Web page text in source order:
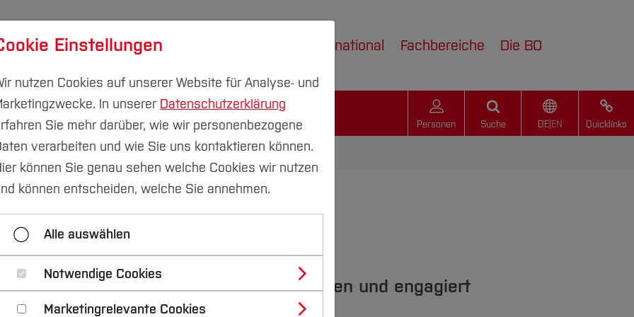
Forschung & Transfer International Fachbereiche Die BO
Personen Suche DE| EN Quicklinks
2022 vergeben
Al Samman studiert Bauingenieurwesen und engagiert
Einstellungen
nutzen Cookies auf unserer Website für Analyse- und
In unserer Datenschutzerklärung
Sie mehr darüber, wie wir personenbezogene
verarbeiten und wie Sie uns kontaktieren können.
können Sie genau sehen welche Cookies wir nutzen
können entscheiden, welche Sie annehmen.
Alle auswählen
Notwendige Cookies
Marketingrelevante Cookies